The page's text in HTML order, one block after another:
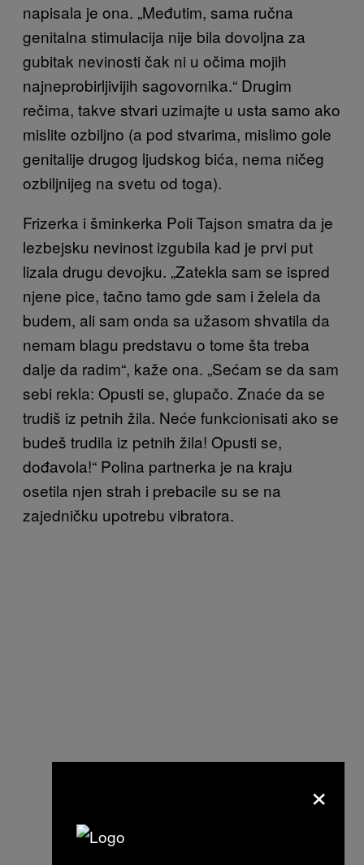
napisala je ona. „Međutim, sama ručna
genitalna stimulacija nije bila dovoljna za
gubitak nevinosti čak ni u očima mojih
najneprobirljivijih sagovornika.“ Drugim
rečima, takve stvari uzimajte u usta samo ako
mislite ozbiljno (a pod stvarima, mislimo gole
genitalije drugog ljudskog bića, nema ničeg
ozbiljnijeg na svetu od toga).
Frizerka i šminkerka Poli Tajson smatra da je
lezbejsku nevinost izgubila kad je prvi put
lizala drugu devojku. „Zatekla sam se ispred
njene pice, tačno tamo gde sam i želela da
budem, ali sam onda sa užasom shvatila da
nemam blagu predstavu o tome šta treba
dalje da radim“, kaže ona. „Sećam se da sam
sebi rekla: Opusti se, glupačo. Znaće da se
trudiš iz petnih žila. Neće funkcionisati ako se
budeš trudila iz petnih žila! Opusti se,
dođavola!“ Polina partnerka je na kraju
osetila njen strah i prebacile su se na
zajedničku upotrebu vibratora.
×